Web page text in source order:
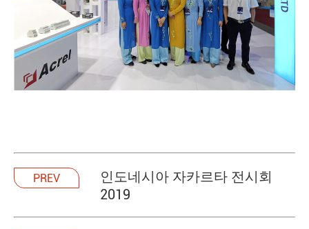
PREV
인도네시아 자카르타 전시회
2019